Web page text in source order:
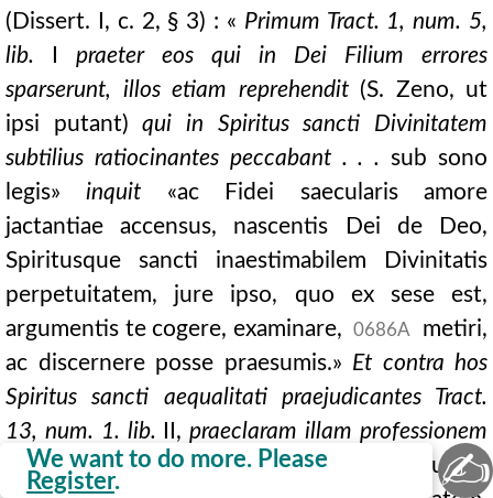
(Dissert. I, c. 2, § 3) : « Primum Tract. 1, num. 5,
lib.
praeter eos qui in Dei Filium errores
sparserunt, illos etiam reprehendit(S. Zeno, ut
ipsi putant)qui in Spiritus sancti Divinitatem
subtilius ratiocinantes peccabant . . . sub sono
legis»inquit «ac Fidei saecularis amore
jactantiae accensus, nascentis Dei de Deo,
Spiritusque sancti inaestimabilem Divinitatis
perpetuitatem, jure ipso, quo ex sese est,
argumentis te cogere, examinare,
0686A
metiri,
ac discernere posse praesumis.» Et contra hos
Spiritus sancti aequalitati praejudicantes Tract.
13, num. 1. lib. II,praeclaram illam professionem
ediditSpiritus sanctus . . . . habens unam
We want to do more. Please
Register. ✍